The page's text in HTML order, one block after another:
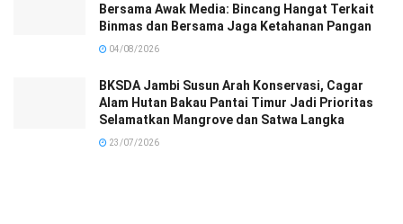
Bersama Awak Media: Bincang Hangat Terkait
Binmas dan Bersama Jaga Ketahanan Pangan
04/08/2026
BKSDA Jambi Susun Arah Konservasi, Cagar
Alam Hutan Bakau Pantai Timur Jadi Prioritas
Selamatkan Mangrove dan Satwa Langka
23/07/2026